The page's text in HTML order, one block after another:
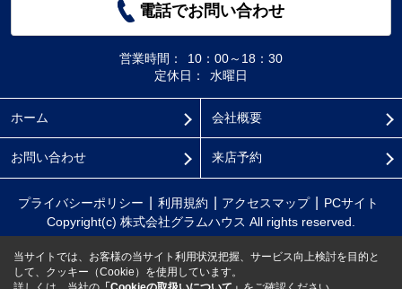
電話でお問い合わせ
営業時間：
10：00～18：30
定休日：
水曜日
ホーム 会社概要
お問い合わせ 来店予約
プライバシーポリシー 利用規約 アクセスマップ
PCサイト
Copyright(c) 株式会社グラムハウス All rights reserved.
当サイトでは、お客様の当サイト利用状況把握、サービス向上検討を目的と
して、クッキー（Cookie）を使用しています。